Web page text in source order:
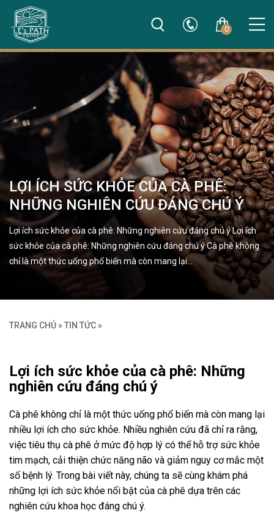
0
LỢI ÍCH SỨC KHỎE CỦA CÀ PHÊ:
NHỮNG NGHIÊN CỨU ĐÁNG CHÚ Ý
Lợi ích sức khỏe của cà phê: Những nghiên cứu đáng chú ý Lợi ích
sức khỏe của cà phê: Những nghiên cứu đáng chú ý Cà phê không
chỉ là một thức uống phổ biến mà còn mang lại…
TRANG CHỦ » TIN TỨC »
Lợi ích sức khỏe của cà phê: Những
nghiên cứu đáng chú ý
Cà phê không chỉ là một thức uống phổ biến mà còn mang lại
nhiều lợi ích cho sức khỏe. Nhiều nghiên cứu đã chỉ ra rằng,
việc tiêu thụ cà phê ở mức độ hợp lý có thể hỗ trợ sức khỏe
tim mạch, cải thiện chức năng não và giảm nguy cơ mắc một
số bệnh lý. Trong bài viết này, chúng ta sẽ cùng khám phá
những lợi ích sức khỏe nổi bật của cà phê dựa trên các
nghiên cứu khoa học đáng chú ý.